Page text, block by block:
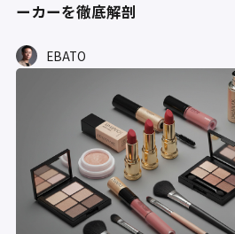
ーカーを徹底解剖
EBATO